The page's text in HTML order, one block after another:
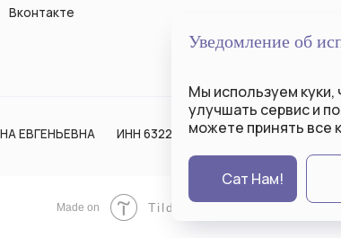
Уведомление об
Мы используем куки,
улучшать сервис и
можете принять все
Сат Нам!
Made on Tilda